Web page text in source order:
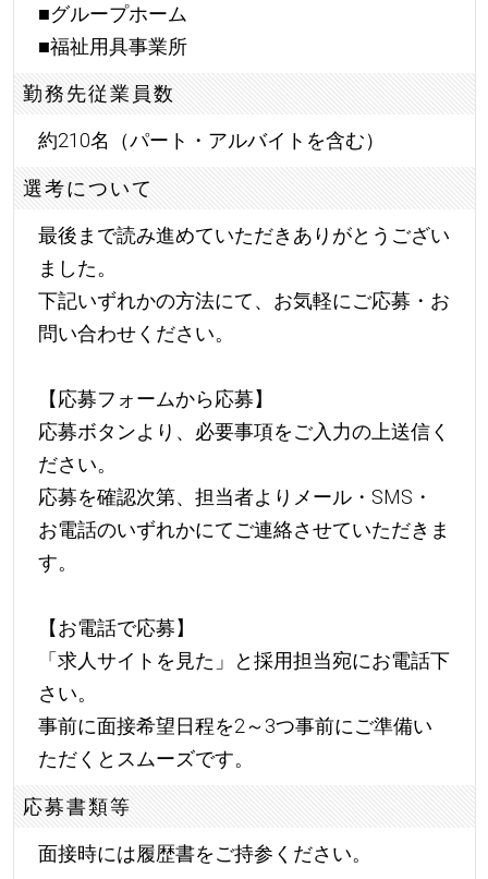
■グループホーム
■福祉用具事業所
勤務先従業員数
約210名（パート・アルバイトを含む）
選考について
最後まで読み進めていただきありがとうござい
ました。
下記いずれかの方法にて、お気軽にご応募・お
問い合わせください。
【応募フォームから応募】
応募ボタンより、必要事項をご入力の上送信く
ださい。
応募を確認次第、担当者よりメール・SMS・
お電話のいずれかにてご連絡させていただきま
す。
【お電話で応募】
「求人サイトを見た」と採用担当宛にお電話下
さい。
事前に面接希望日程を2～3つ事前にご準備い
ただくとスムーズです。
応募書類等
面接時には履歴書をご持参ください。